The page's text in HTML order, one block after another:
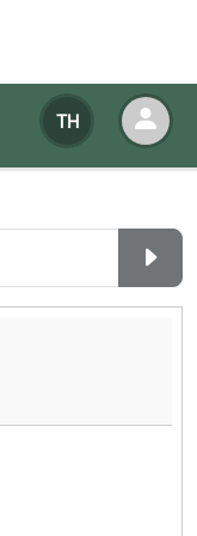
TH
งาน